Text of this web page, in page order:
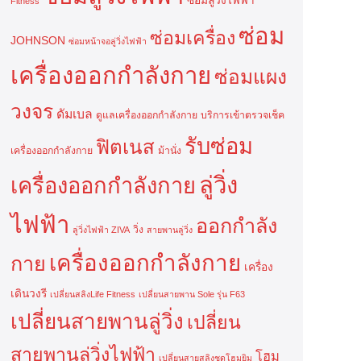
JOHNSON ซ่อมหน้าจอลู่วิ่งไฟฟ้า ซ่อมเครื่อง ซ่อม
เครื่องออกกำลังกาย ซ่อมแผง
วงจร ดัมเบล ดูแลเครื่องออกกำลังกาย บริการเข้าตรวจเช็ค
เครื่องออกกำลังกาย ฟิตเนส ม้านั่ง รับซ่อม
เครื่องออกกำลังกาย ลู่วิ่ง
ไฟฟ้า ลู่วิ่งไฟฟ้า ZIVA วิ่ง สายพานลู่วิ่ง ออกกำลัง
กาย เครื่องออกกำลังกาย เครื่อง
เดินวงรี เปลี่ยนสลิงLife Fitness เปลี่ยนสายพาน Sole รุ่น F63
เปลี่ยนสายพานลู่วิ่ง เปลี่ยน
สายพานลู่วิ่งไฟฟ้า เปลี่ยนสายสลิงชุดโฮมยิม โฮม